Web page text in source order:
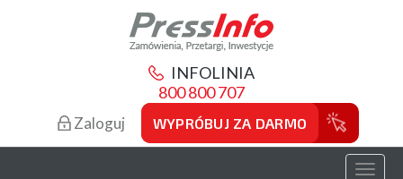
INFOLINIA
800 800 707
Zaloguj WYPRÓBUJ ZA DARMO
Toggle